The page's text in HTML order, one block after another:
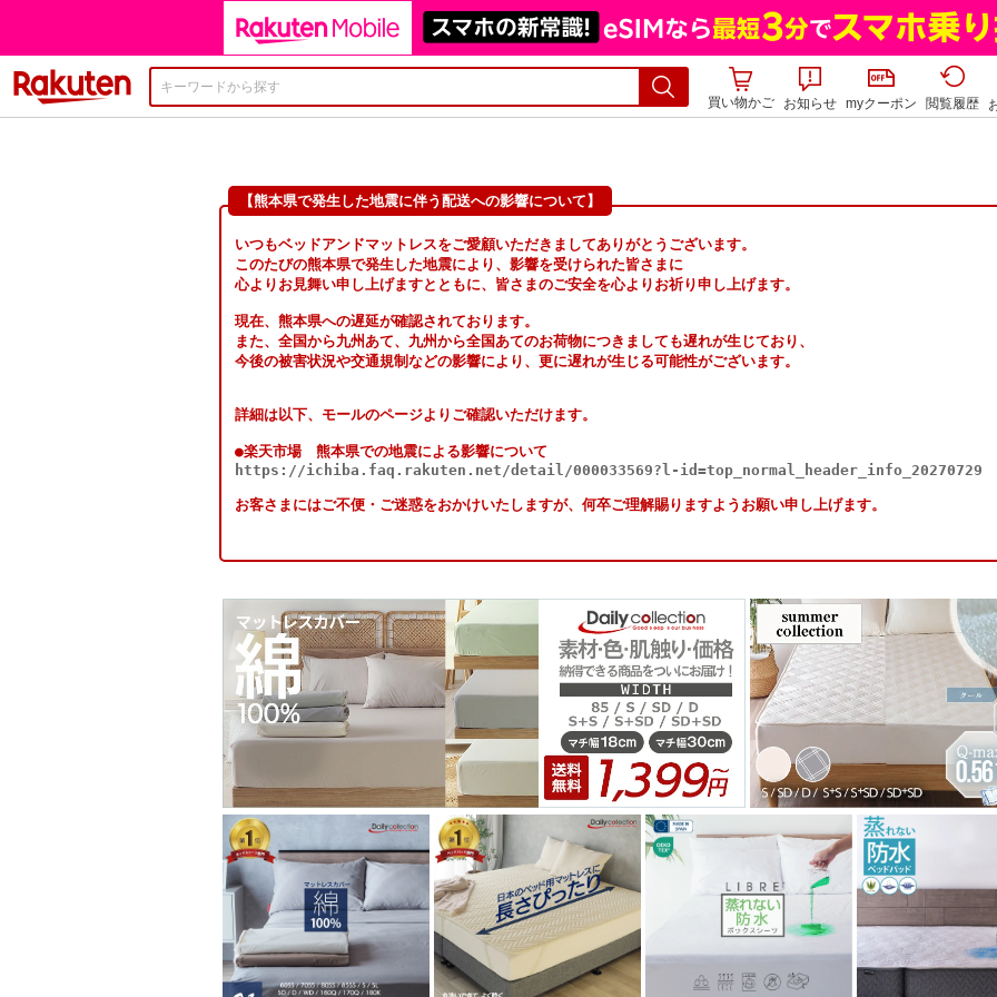
買い物かご
お知らせ myクーポン 閲覧履歴
【熊本県で発生した地震に伴う配送への影響について】
いつもベッドアンドマットレスをご愛顧いただきましてありがとうございます。
このたびの熊本県で発生した地震により、影響を受けられた皆さまに
心よりお見舞い申し上げますとともに、皆さまのご安全を心よりお祈り申し上げます。
現在、熊本県への遅延が確認されております。
また、全国から九州あて、九州から全国あてのお荷物につきましても遅れが生じており、
今後の被害状況や交通規制などの影響により、更に遅れが生じる可能性がございます。
詳細は以下、モールのページよりご確認いただけます。
●楽天市場 熊本県での地震による影響について
https://ichiba.faq.rakuten.net/detail/000033569?l-id=top_normal_header_info_20270729
お客さまにはご不便・ご迷惑をおかけいたしますが、何卒ご理解賜りますようお願い申し上げます。